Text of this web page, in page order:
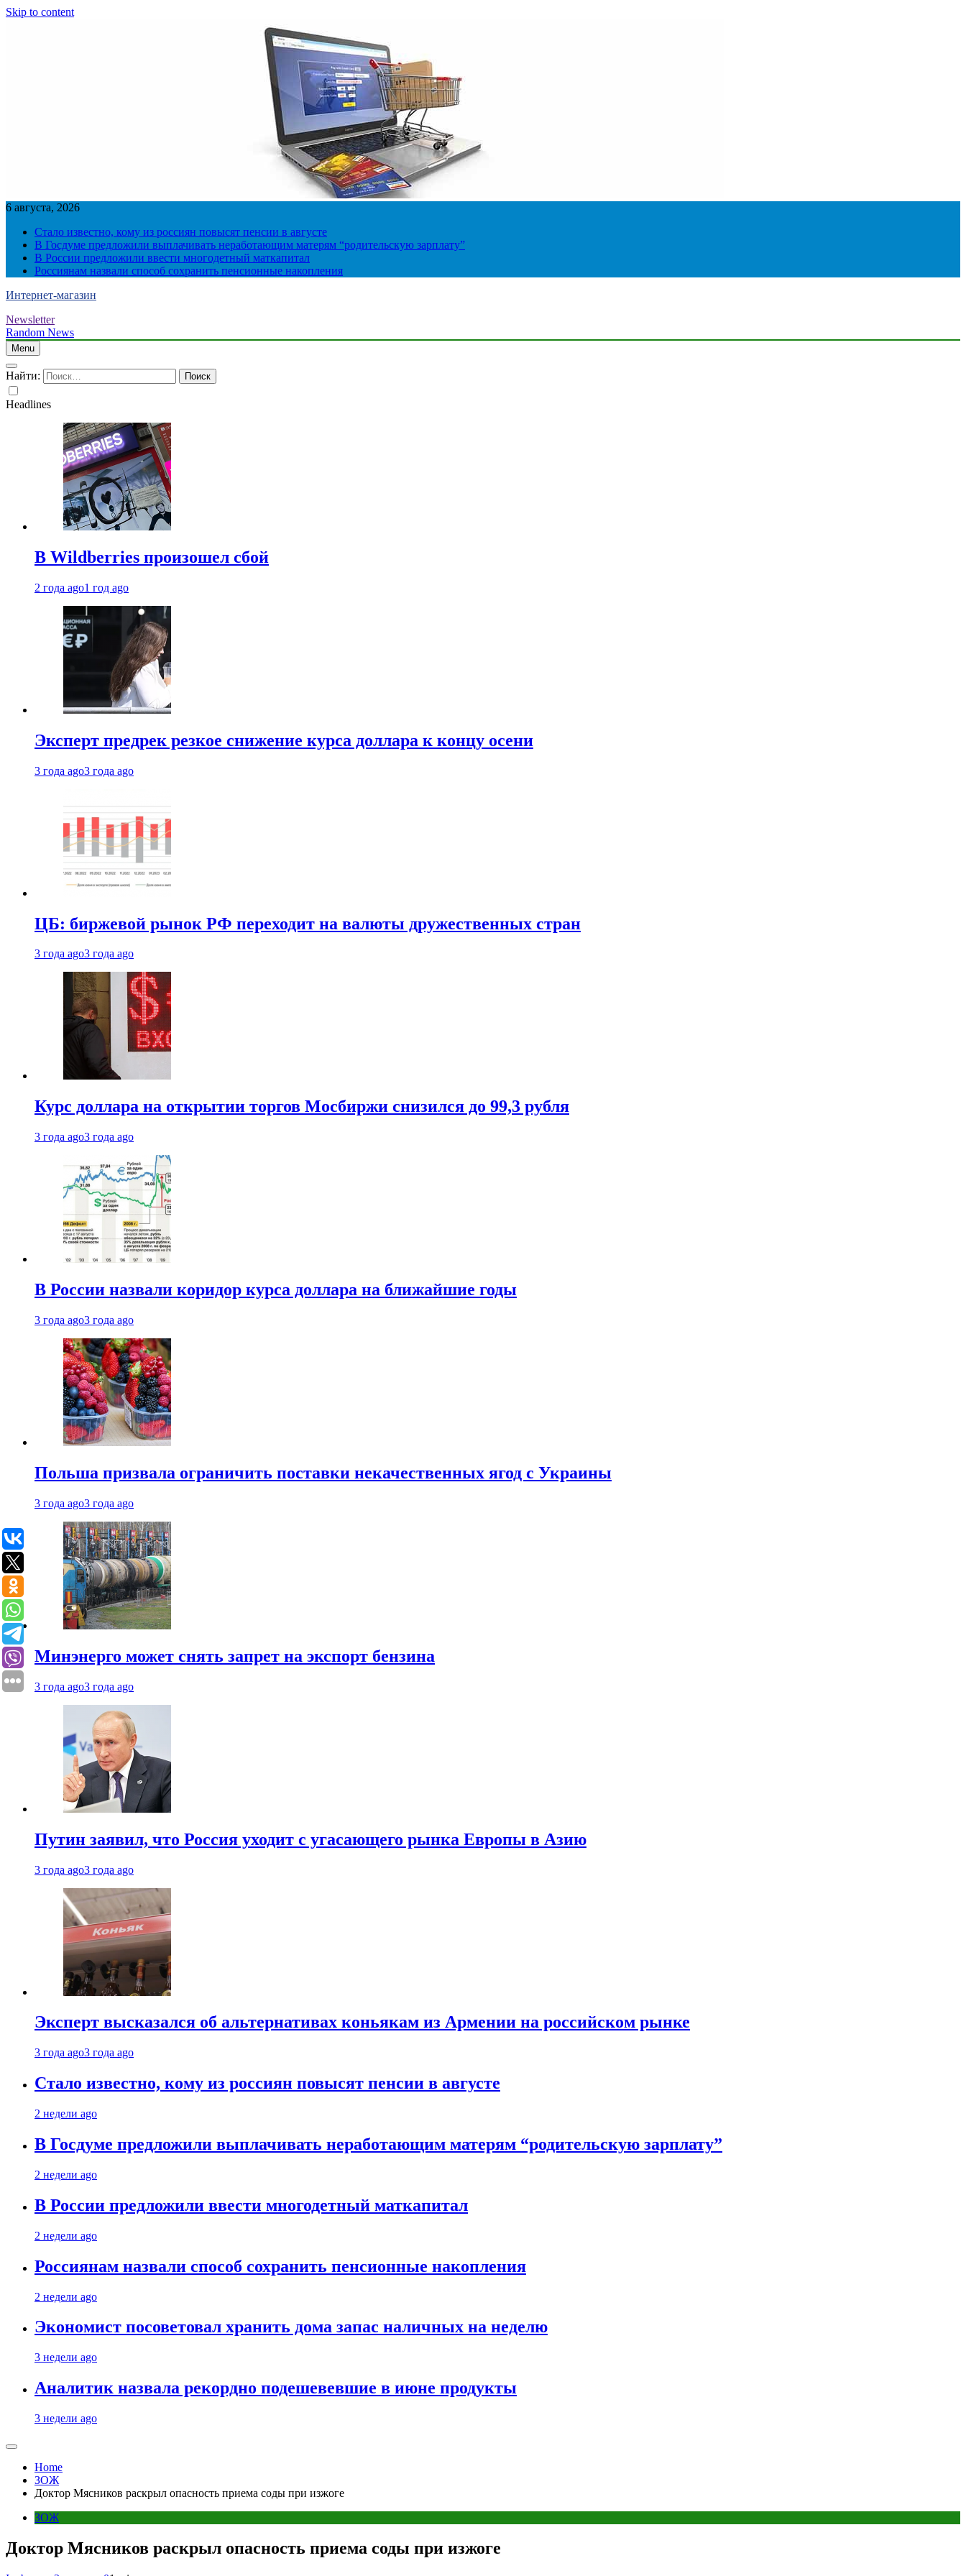
Skip to content
6 августа, 2026
Стало известно, кому из россиян повысят пенсии в августе
В Госдуме предложили выплачивать неработающим матерям “родительскую зарплату”
В России предложили ввести многодетный маткапитал
Россиянам назвали способ сохранить пенсионные накопления
Интернет-магазин
Newsletter
Random News
Menu
Найти:
Headlines
В Wildberries произошел сбой
2 года ago1 год ago
Эксперт предрек резкое снижение курса доллара к концу осени
3 года ago3 года ago
ЦБ: биржевой рынок РФ переходит на валюты дружественных стран
3 года ago3 года ago
Курс доллара на открытии торгов Мосбиржи снизился до 99,3 рубля
3 года ago3 года ago
В России назвали коридор курса доллара на ближайшие годы
3 года ago3 года ago
Польша призвала ограничить поставки некачественных ягод с Украины
3 года ago3 года ago
Минэнерго может снять запрет на экспорт бензина
3 года ago3 года ago
Путин заявил, что Россия уходит с угасающего рынка Европы в Азию
3 года ago3 года ago
Эксперт высказался об альтернативах коньякам из Армении на российском рынке
3 года ago3 года ago
Стало известно, кому из россиян повысят пенсии в августе
2 недели ago
В Госдуме предложили выплачивать неработающим матерям “родительскую зарплату”
2 недели ago
В России предложили ввести многодетный маткапитал
2 недели ago
Россиянам назвали способ сохранить пенсионные накопления
2 недели ago
Экономист посоветовал хранить дома запас наличных на неделю
3 недели ago
Аналитик назвала рекордно подешевевшие в июне продукты
3 недели ago
Home
ЗОЖ
Доктор Мясников раскрыл опасность приема соды при изжоге
ЗОЖ
Доктор Мясников раскрыл опасность приема соды при изжоге